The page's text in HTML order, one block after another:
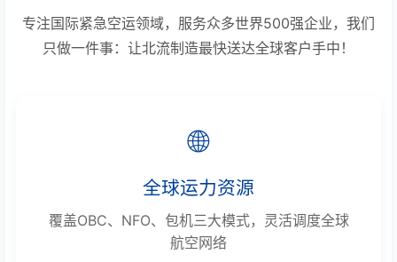
专注国际紧急空运领域，服务众多世界500强企业，我们
只做一件事：让北流制造最快送达全球客户手中！
🌐
全球运力资源
覆盖OBC、NFO、包机三大模式，灵活调度全球
航空网络